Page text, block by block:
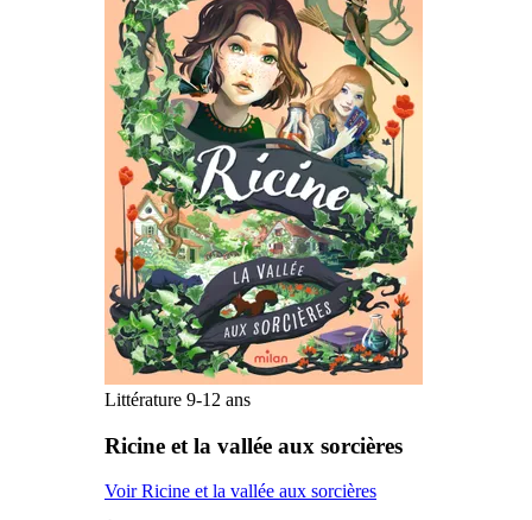
Littérature 9-12 ans
Ricine et la vallée aux sorcières
Voir Ricine et la vallée aux sorcières